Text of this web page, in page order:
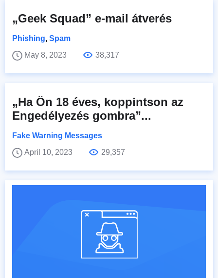
„Geek Squad” e-mail átverés
Phishing, Spam
May 8, 2023
38,317
„Ha Ön 18 éves, koppintson az
Engedélyezés gombra”...
Fake Warning Messages
April 10, 2023
29,357